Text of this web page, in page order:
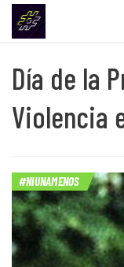
Día de la
Violencia
#NIUNAMENOS